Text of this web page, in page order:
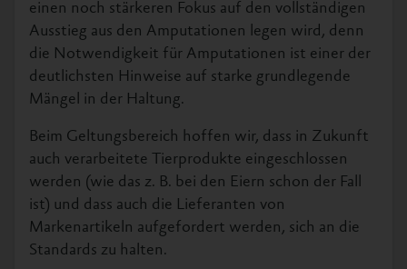
einen noch stärkeren Fokus auf den vollständigen
Ausstieg aus den Amputationen legen wird, denn
die Notwendigkeit für Amputationen ist einer der
deutlichsten Hinweise auf starke grundlegende
Mängel in der Haltung.
Beim Geltungsbereich hoffen wir, dass in Zukunft
auch verarbeitete Tierprodukte eingeschlossen
werden (wie das z. B. bei den Eiern schon der Fall
ist) und dass auch die Lieferanten von
Markenartikeln aufgefordert werden, sich an die
Standards zu halten.